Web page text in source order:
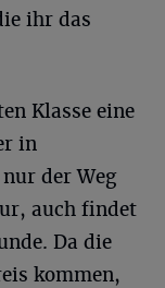
ihr das
Klasse eine
in
der Weg
auch findet
Da die
kommen,